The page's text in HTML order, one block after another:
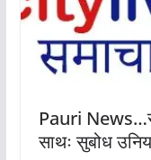
Pauri
साथः सुबोध